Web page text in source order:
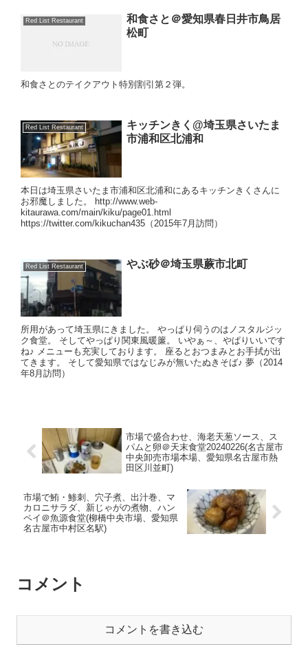
Red List Restaurant
和食さと＠愛知県春日井市鳥居
松町
和食さとのテイクアウト特別割引第２弾。
Red List Restaurant
キッチンきく@埼玉県さいたま
市浦和区北浦和
本日は埼玉県さいたま市浦和区北浦和にあるキッチンきくさんに
お邪魔しました。 http://www.web-
kitaurawa.com/main/kiku/page01.html
https://twitter.com/kikuchan435（2015年7月訪問）
Red List Restaurant やぶ砂＠埼玉県蕨市北町
所用があって埼玉県にきました。 やっぱり伺うのはノスタルジッ
ク食堂。 そしてやっぱり関東風暖簾。 いやぁ～、やぱりいいです
ね♪ メニューも充実しております。 座るとおつまみとお手拭が出
てきます。 そして愛知県ではなじみが無いたぬきそば♪ 夢（2014
年8月訪問）
市場で盛合わせ、海老天葱ソース、ス
パムと卵＠天末食堂20240226(名古屋市
中央卸売市場本場、愛知県名古屋市熱
田区川並町)
市場で鮪・鯵刺、穴子煮、出汁巻、マ
カロニサラダ、新じゃがの煮物、ハン
ペイ＠魚源食堂(柳橋中央市場、愛知県
名古屋市中村区名駅)
コメント
コメントを書き込む